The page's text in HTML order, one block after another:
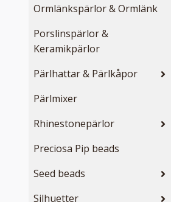
Ormlänkspärlor & Ormlänk
Porslinspärlor &
Keramikpärlor
Pärlhattar & Pärlkåpor
Pärlmixer
Rhinestonepärlor
Preciosa Pip beads
Seed beads
Silhuetter